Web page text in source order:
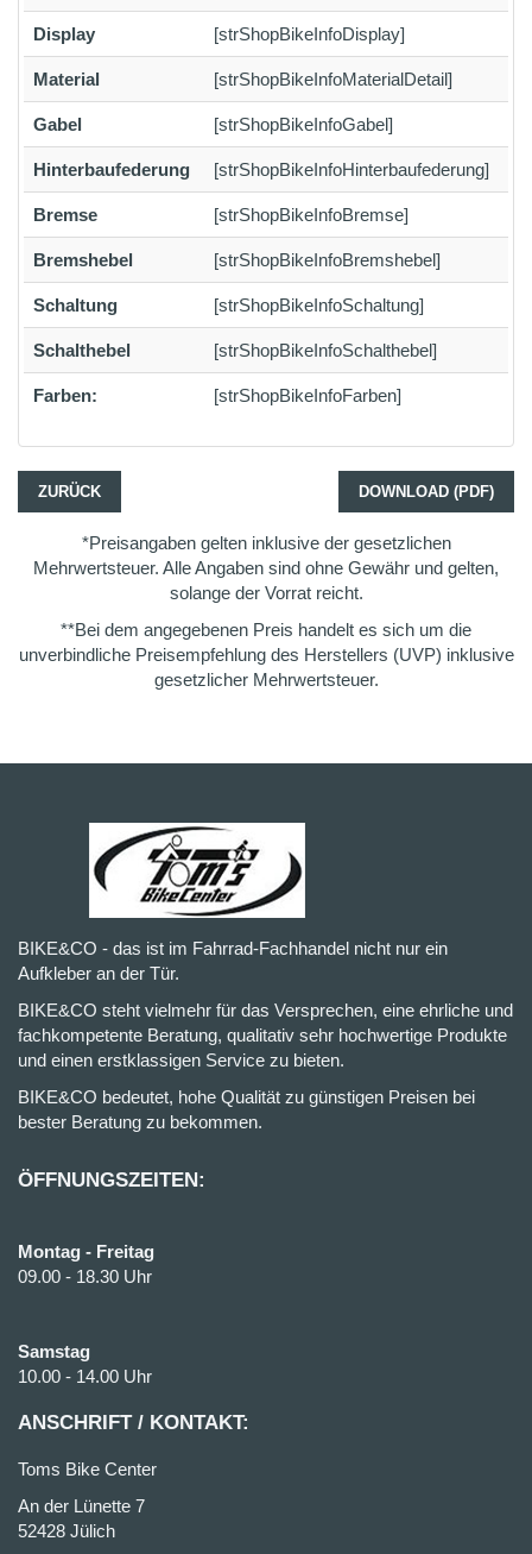
Display [strShopBikeInfoDisplay]
Material [strShopBikeInfoMaterialDetail]
Gabel [strShopBikeInfoGabel]
Hinterbaufederung [strShopBikeInfoHinterbaufederung]
Bremse [strShopBikeInfoBremse]
Bremshebel [strShopBikeInfoBremshebel]
Schaltung [strShopBikeInfoSchaltung]
Schalthebel [strShopBikeInfoSchalthebel]
Farben: [strShopBikeInfoFarben]
ZURÜCK DOWNLOAD (PDF)
*Preisangaben gelten inklusive der gesetzlichen
Mehrwertsteuer. Alle Angaben sind ohne Gewähr und gelten,
solange der Vorrat reicht.
**Bei dem angegebenen Preis handelt es sich um die
unverbindliche Preisempfehlung des Herstellers (UVP) inklusive
gesetzlicher Mehrwertsteuer.
BIKE&CO - das ist im Fahrrad-Fachhandel nicht nur ein
Aufkleber an der Tür.
BIKE&CO steht vielmehr für das Versprechen, eine ehrliche und
fachkompetente Beratung, qualitativ sehr hochwertige Produkte
und einen erstklassigen Service zu bieten.
BIKE&CO bedeutet, hohe Qualität zu günstigen Preisen bei
bester Beratung zu bekommen.
ÖFFNUNGSZEITEN:
Montag - Freitag
09.00 - 18.30 Uhr
Samstag
10.00 - 14.00 Uhr
ANSCHRIFT / KONTAKT:
Toms Bike Center
An der Lünette 7
52428 Jülich